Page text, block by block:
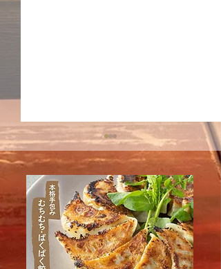
年末年始の営業時間につ